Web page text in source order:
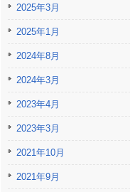
2025年3月
2025年1月
2024年8月
2024年3月
2023年4月
2023年3月
2021年10月
2021年9月